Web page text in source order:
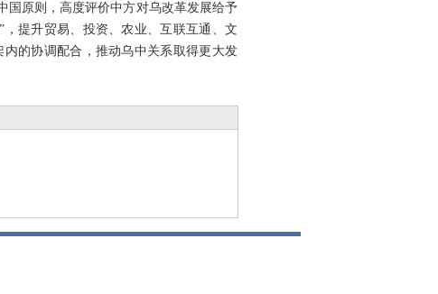
国原则，高度评价中方对乌改革发展给予
提升贸易、投资、农业、互联互通、文
的协调配合，推动乌中关系取得更大发